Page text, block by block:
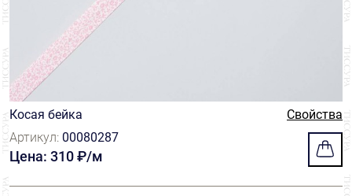
Косая бейка
Свойства
Артикул: 00080287
Цена: 310 ₽/м